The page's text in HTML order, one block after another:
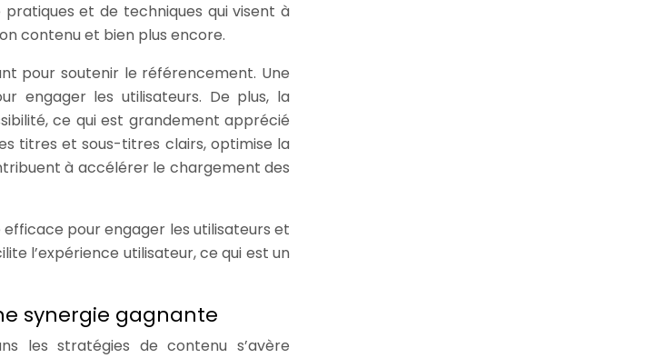
et de techniques qui visent à
contenu et bien plus encore.
pour soutenir le référencement. Une
engager les utilisateurs. De plus, la
ce qui est grandement apprécié
titres et sous-titres clairs, optimise la
à accélérer le chargement des
pour engager les utilisateurs et
l’expérience utilisateur, ce qui est un
synergie gagnante
les stratégies de contenu s’avère